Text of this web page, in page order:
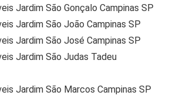
Jardim São Gonçalo Campinas SP
Jardim São João Campinas SP
Jardim São José Campinas SP
Jardim São Judas Tadeu
Jardim São Marcos Campinas SP